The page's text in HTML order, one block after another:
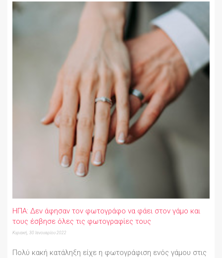
ΗΠΑ: Δεν άφησαν τον φωτογράφο να φάει στον γάμο και
τους έσβησε όλες τις φωτογραφίες τους
Κυριακή, 30 Ιανουαρίου 2022
Πολύ κακή κατάληξη είχε η φωτογράφιση ενός γάμου στις